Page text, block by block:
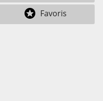
Favoris